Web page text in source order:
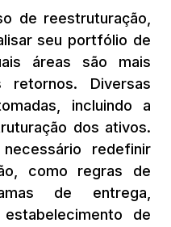
de reestruturação,
seu portfólio de
áreas são mais
retornos. Diversas
incluindo a
dos ativos.
redefinir
como regras de
de entrega,
de